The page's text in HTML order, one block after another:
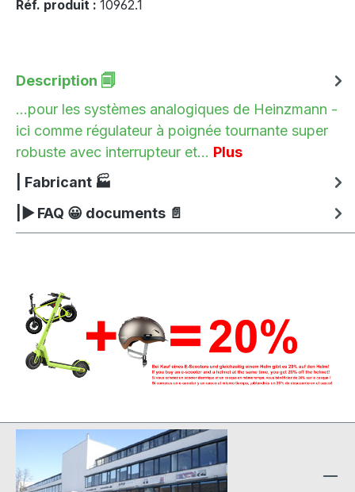
Réf. produit : 10962.1
Description 🗐
...pour les systèmes analogiques de Heinzmann -
ici comme régulateur à poignée tournante super
robuste avec interrupteur et… Plus
| Fabricant 🏭
|▶ FAQ 😀 documents 📄